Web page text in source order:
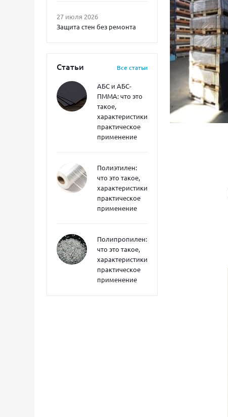
27 июля 2026
Защита стен без ремонта
Статьи Все статьи
АБС и АБС-
ПММА: что это
такое,
характеристики,
практическое
применение
Полиэтилен:
что это такое,
характеристики,
практическое
применение
Полипропилен:
что это такое,
характеристики,
практическое
применение